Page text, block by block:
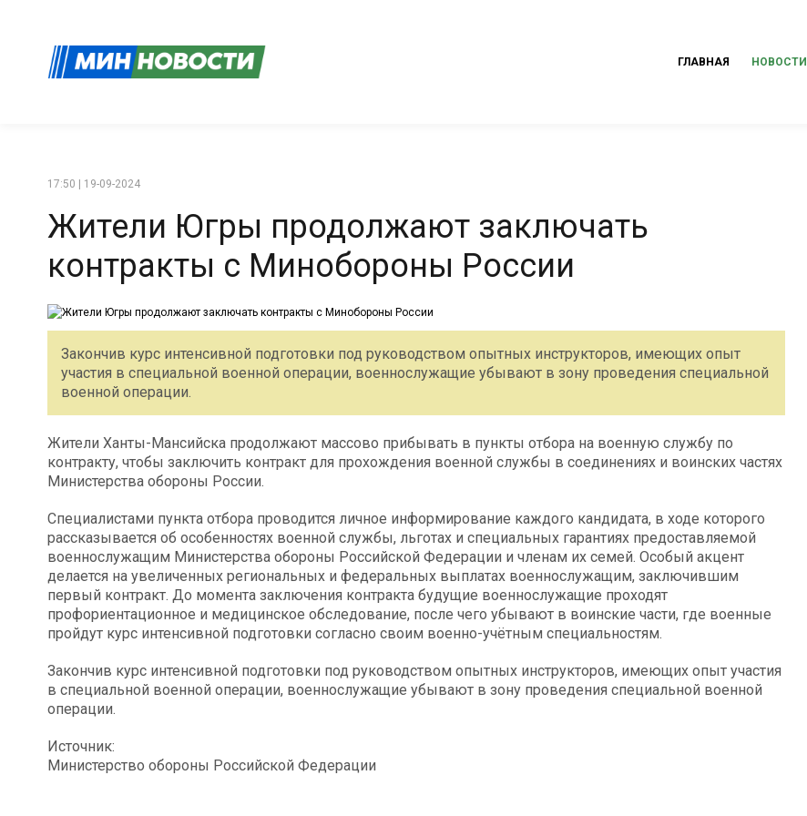
ГЛАВНАЯ НОВОСТИ
17:50 | 19-09-2024
Жители Югры продолжают заключать
контракты с Минобороны России
Закончив курс интенсивной подготовки под руководством опытных инструкторов, имеющих опыт
участия в специальной военной операции, военнослужащие убывают в зону проведения специальной
военной операции.
Жители Ханты-Мансийска продолжают массово прибывать в пункты отбора на военную службу по
контракту, чтобы заключить контракт для прохождения военной службы в соединениях и воинских частях
Министерства обороны России.
Специалистами пункта отбора проводится личное информирование каждого кандидата, в ходе которого
рассказывается об особенностях военной службы, льготах и специальных гарантиях предоставляемой
военнослужащим Министерства обороны Российской Федерации и членам их семей. Особый акцент
делается на увеличенных региональных и федеральных выплатах военнослужащим, заключившим
первый контракт. До момента заключения контракта будущие военнослужащие проходят
профориентационное и медицинское обследование, после чего убывают в воинские части, где военные
пройдут курс интенсивной подготовки согласно своим военно-учётным специальностям.
Закончив курс интенсивной подготовки под руководством опытных инструкторов, имеющих опыт участия
в специальной военной операции, военнослужащие убывают в зону проведения специальной военной
операции.
Источник:
Министерство обороны Российской Федерации